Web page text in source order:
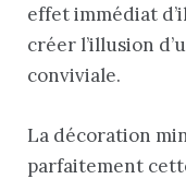
effet immédiat
créer l’illusion
conviviale.
La décoration
parfaitement